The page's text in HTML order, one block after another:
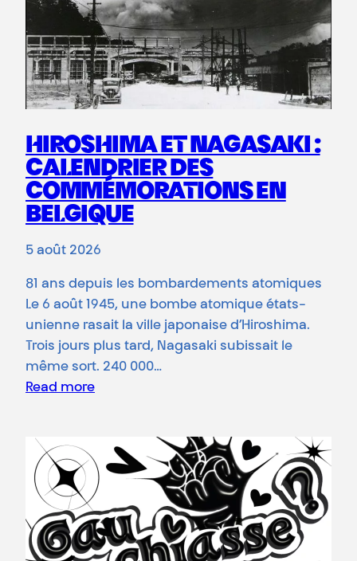
HIROSHIMA ET NAGASAKI :
CALENDRIER DES
COMMÉMORATIONS EN
BELGIQUE
5 août 2026
81 ans depuis les bombardements atomiques
Le 6 août 1945, une bombe atomique états-
unienne rasait la ville japonaise d’Hiroshima.
Trois jours plus tard, Nagasaki subissait le
même sort. 240 000…
Read more